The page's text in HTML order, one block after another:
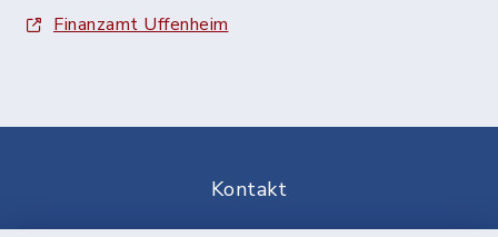
Finanzamt Uffenheim
Kontakt